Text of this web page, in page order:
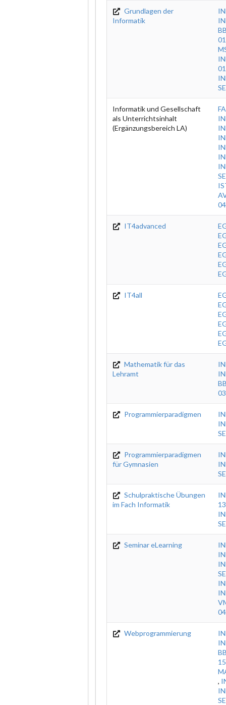
Grundlagen der
Informatik
01
01
Informatik und Gesellschaft
als Unterrichtsinhalt
(Ergänzungsbereich LA)
IT4advanced
IT4all
Mathematik für das
Lehramt
03
Programmierparadigmen
Programmierparadigmen
für Gymnasien
Schulpraktische Übungen
im Fach Informatik
13
Seminar eLearning
Webprogrammierung
15
,